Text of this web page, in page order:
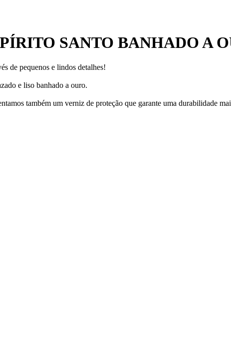
SANTO BANHADO A
de pequenos e lindos detalhes!
e liso banhado a ouro.
também um verniz de proteção que garante uma durabilidade